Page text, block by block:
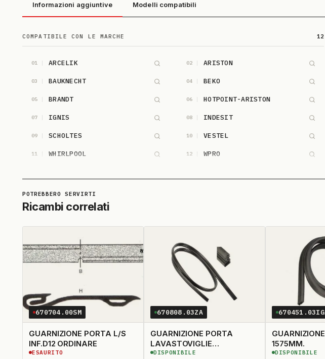
Informazioni aggiuntive Modelli compatibili
COMPATIBILE CON LE MARCHE 12
01 ARCELIK 02 ARISTON
03 BAUKNECHT 04 BEKO
05 BRANDT 06 HOTPOINT-ARISTON
07 IGNIS 08 INDESIT
09 SCHOLTES 10 VESTEL
11 WHIRLPOOL 12 WPRO
Ricambi correlati
670704.00SM
GUARNIZIONE PORTA L/S
INF.D12 ORDINARE
ESAURITO
670808.03ZA
GUARNIZIONE PORTA
LAVASTOVIGLIE
ADATTABILE
DISPONIBILE
670451.03IG
1575MM.
DISPONIBILE